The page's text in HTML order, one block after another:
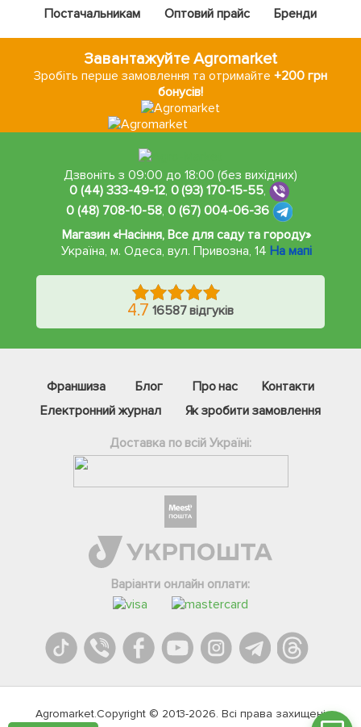
Постачальникам
Оптовий прайс Бренди
Завантажуйте Agromarket
Зробіть перше замовлення та отримайте+200 грн
бонусів!
Дзвоніть з 09:00 до 18:00 (без вихідних)
0 (44) 333-49-12, 0 (93) 170-15-55,
0 (48) 708-10-58, 0 (67) 004-06-36
Магазин «Насіння, Все для саду та городу»
Україна, м. Одеса,вул. Привозна, 14 На мапі
4.7 16587 відгуків
Франшиза Блог Про нас
Контакти
Електронний журнал
Як зробити замовлення
Доставка по всій Україні:
Варіанти онлайн оплати:
Agromarket.Copyright © 2013-2026. Всі права захищені
Фейсбук
Вайбер
Інстаграм
Онлайн чат